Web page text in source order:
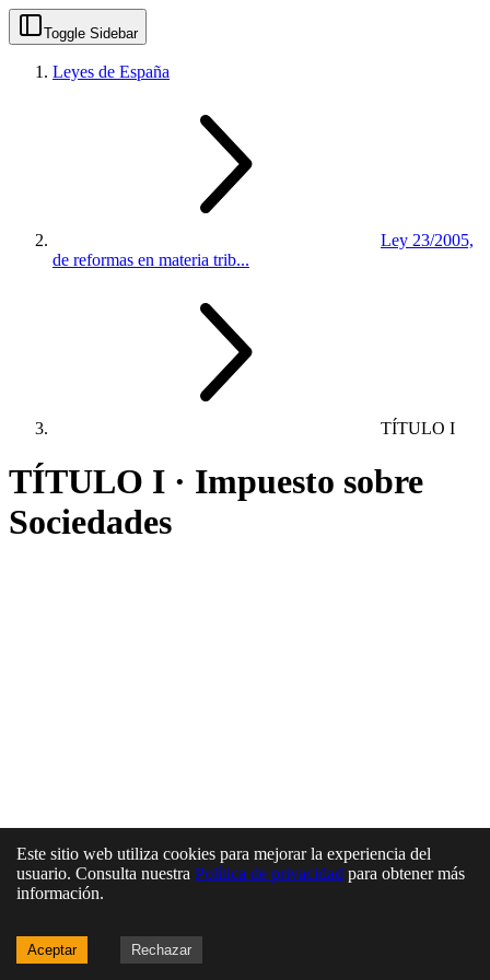
Toggle Sidebar
Leyes de España
Ley 23/2005,
de reformas en materia trib...
TÍTULO I
TÍTULO I · Impuesto sobre
Sociedades
Este sitio web utiliza cookies para mejorar la experiencia del
usuario. Consulta nuestra Política de privacidad para obtener más
información.
Aceptar Rechazar